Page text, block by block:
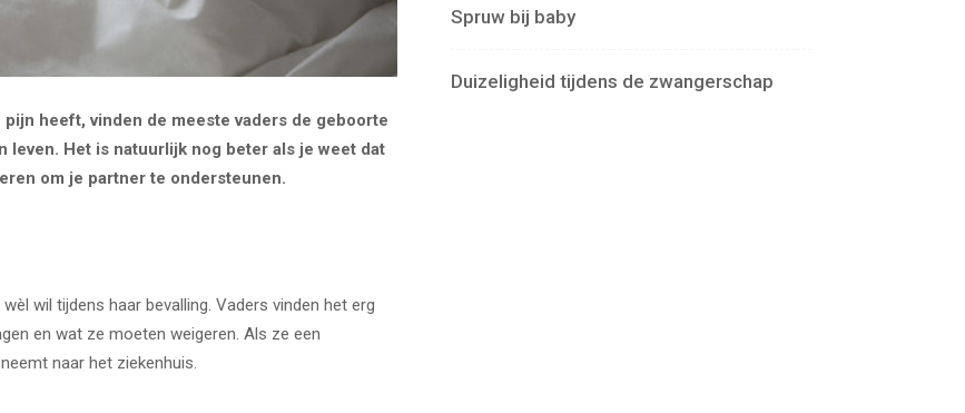
heeft, vinden de meeste vaders de geboorte
leven. Het is natuurlijk nog beter als je weet dat
om je partner te ondersteunen.
wil tijdens haar bevalling. Vaders vinden het erg
en wat ze moeten weigeren. Als ze een
naar het ziekenhuis.
Spruw bij baby
Duizeligheid tijdens de zwangerschap